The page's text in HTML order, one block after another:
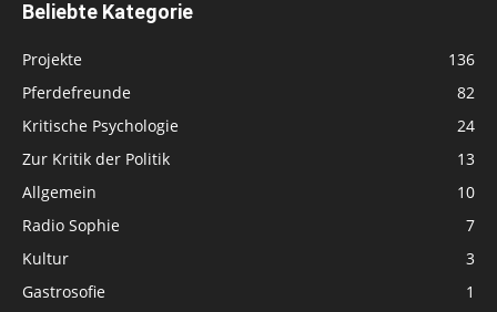
Beliebte Kategorie
Projekte
136
Pferdefreunde
82
Kritische Psychologie
24
Zur Kritik der Politik
13
Allgemein
10
Radio Sophie
7
Kultur
3
Gastrosofie
1